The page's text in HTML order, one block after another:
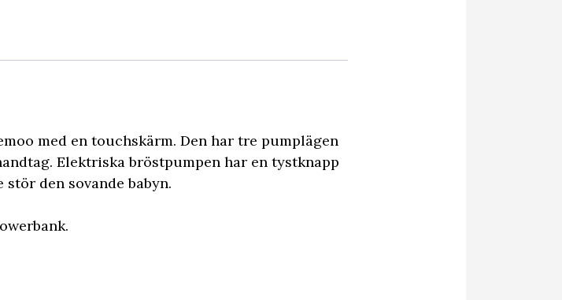
med en touchskärm. Den har tre pumplägen
Elektriska bröstpumpen har en tystknapp
den sovande babyn.